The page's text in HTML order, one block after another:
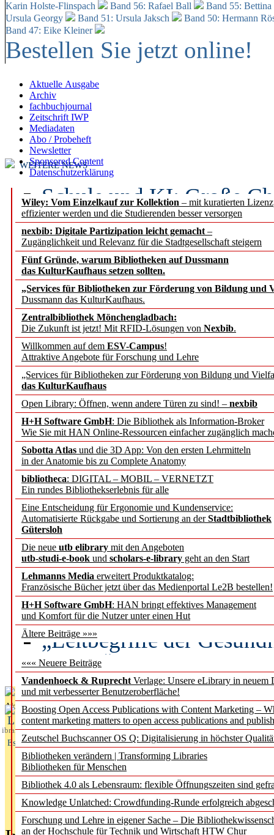
Karin Holste-Flinspach
Band 56: Rafael Ball
Band 55:
Ursula Georgy
Band 51: Ursula Jaksch Band 50: Hermann
Band 47: Eike Kleiner
Bestellen Sie jetzt online!
Aktuelle Ausgabe
Archiv
fachbuchjournal
Zeitschrift IWP
Mediadaten
Abo / Probeheft
Newsletter
Sponsored Content
Datenschutzerklärung
Wiley: Vom Einzelkauf zur Kollektion – mit kuratierten
effizienter werden und die Studierenden besser versorgen
nexbib: Digitale Partizipation leicht gemacht –
Zugänglichkeit und Relevanz für die Stadtgesellschaft steigern
Fünf Gründe, warum Bibliotheken auf Dussmann
das KulturKaufhaus setzen sollten.
„Services für Bibliotheken zur Förderung von Bildung und
Dussmann das KulturKaufhaus.
Zentralbibliothek Mönchengladbach:
Die Zukunft ist jetzt! Mit RFID-Lösungen von Nexbib.
Willkommen auf dem ESV-Campus!
Attraktive Angebote für Forschung und Lehre
„Services für Bibliotheken zur Förderung von Bildung und
das KulturKaufhaus
Open Library: Öffnen, wenn andere Türen zu sind! – nexbib
H+H Software GmbH: Die Bibliothek als Information-Broker
Wie Sie mit HAN Online-Ressourcen einfacher zugänglich
Sobotta Atlas und die 3D App: Von den ersten Lehrmitteln
in der Anatomie bis zu Complete Anatomy
bibliotheca: DIGITAL – MOBIL – VERNETZT
Ein rundes Bibliothekserlebnis für alle
Eine Entscheidung für Ergonomie und Kundenservice:
Automatisierte Rückgabe und Sortierung an derStadtbibliothek
Gütersloh
Die neue utb elibrary mit den Angeboten
utb-studi-e-book und scholars-e-library geht an den Start
Lehmanns Media erweitert Produktkatalog:
Französische Bücher jetzt über das Medienportal Le2B bestellen!
H+H Software GmbH: HAN bringt effektives Management
und Komfort für die Nutzer unter einen Hut
Ältere Beiträge »»»
««« Neuere Beiträge
Vandenhoeck & Ruprecht Verlage: Unsere eLibrary in neuem
und mit verbesserter Benutzeroberfläche!
Boosting Open Access Publications with Content Marketing –
content marketing matters to open access publications and
Zeutschel Buchscanner OS Q: Digitalisierung in höchster
Bibliotheken verändern | Transforming Libraries
Bibliotheken für Menschen
Bibliothek 4.0 als Lebensraum: flexible Öffnungszeiten sind
Knowledge Unlatched: Crowdfunding-Runde erfolgreich
Forschung und Lehre in eigener Sache – Die
an der Hochschule für Technik und Wirtschaft HTW Chur
WEITERE NEWS
Schule und KI: Große
Voraussetzungen
Erfolgreiches erstes
Segment Research –
angepasst
konstruktiv!
Mohr Siebeck
und die Zeitschrift für
Francke Attempto
EBSCO Information
Recherchefunktionen in
Sorbisches Institut neu
Geschichte und
Künstliche Intelligenz
besser zu verstehen
„Leitbegriffe der
des BIÖG erscheinen
Aktuelles aus
L
ibrary
Essentials